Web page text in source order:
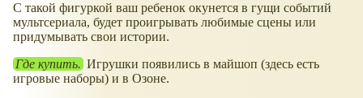
С такой фигуркой ваш ребенок окунется в гущи событий
мультсериала, будет проигрывать любимые сцены или
придумывать свои истории.
Где купить. Игрушки появились в майшоп (здесь есть
игровые наборы) и в Озоне.